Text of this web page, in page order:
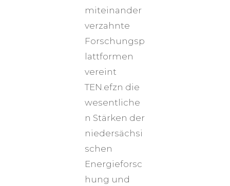
miteinander
verzahnte
Forschungsp
lattformen
vereint
TEN.efzn die
wesentliche
n Stärken der
niedersächsi
schen
Energieforsc
hung und